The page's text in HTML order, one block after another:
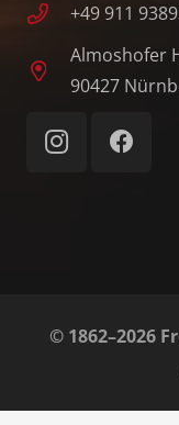
+49 911
Almoshofer
90427
© 1862–2026